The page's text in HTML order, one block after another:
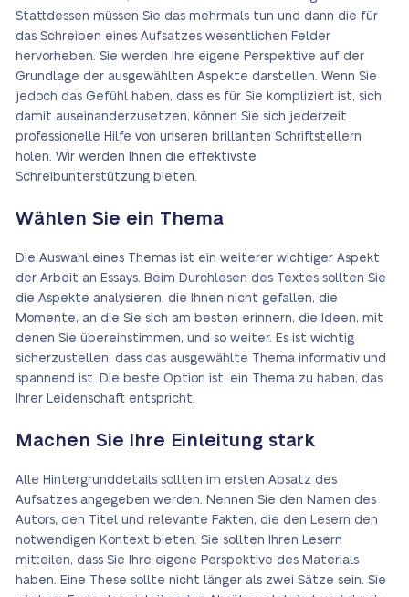
Stattdessen müssen Sie das mehrmals tun und dann die für
das Schreiben eines Aufsatzes wesentlichen Felder
hervorheben. Sie werden Ihre eigene Perspektive auf der
Grundlage der ausgewählten Aspekte darstellen. Wenn Sie
jedoch das Gefühl haben, dass es für Sie kompliziert ist, sich
damit auseinanderzusetzen, können Sie sich jederzeit
professionelle Hilfe von unseren brillanten Schriftstellern
holen. Wir werden Ihnen die effektivste
Schreibunterstützung bieten.
Wählen Sie ein Thema
Die Auswahl eines Themas ist ein weiterer wichtiger Aspekt
der Arbeit an Essays. Beim Durchlesen des Textes sollten Sie
die Aspekte analysieren, die Ihnen nicht gefallen, die
Momente, an die Sie sich am besten erinnern, die Ideen, mit
denen Sie übereinstimmen, und so weiter. Es ist wichtig
sicherzustellen, dass das ausgewählte Thema informativ und
spannend ist. Die beste Option ist, ein Thema zu haben, das
Ihrer Leidenschaft entspricht.
Machen Sie Ihre Einleitung stark
Alle Hintergrunddetails sollten im ersten Absatz des
Aufsatzes angegeben werden. Nennen Sie den Namen des
Autors, den Titel und relevante Fakten, die den Lesern den
notwendigen Kontext bieten. Sie sollten Ihren Lesern
mitteilen, dass Sie Ihre eigene Perspektive des Materials
haben. Eine These sollte nicht länger als zwei Sätze sein. Sie